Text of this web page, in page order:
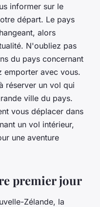
informer sur le
départ. Le pays
alors
N'oubliez pas
du pays concernant
emporter avec vous.
réserver un vol qui
ville du pays.
vous déplacer dans
un vol intérieur,
une aventure
premier jour
Zélande, la